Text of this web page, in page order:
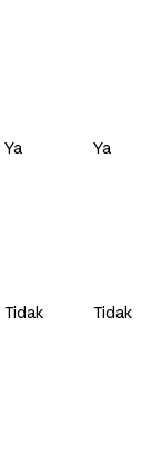
Ya Ya
Tidak Tidak